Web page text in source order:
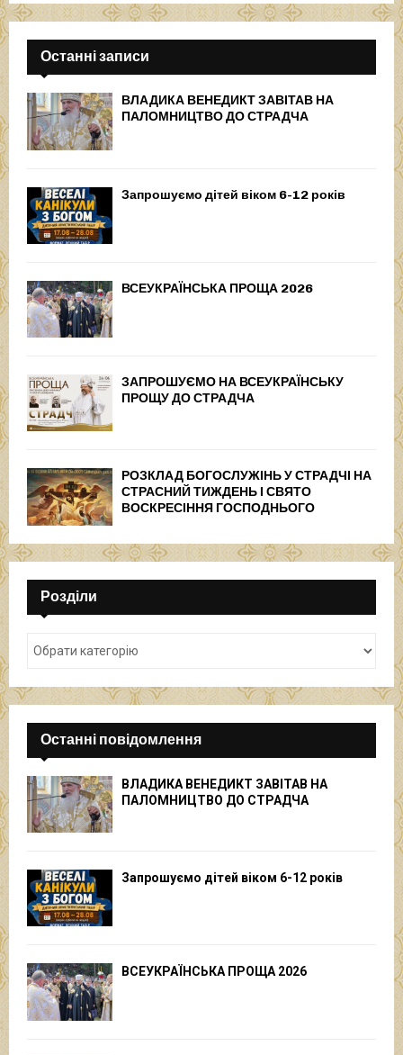
Останні записи
ВЛАДИКА ВЕНЕДИКТ ЗАВІТАВ НА
ПАЛОМНИЦТВО ДО СТРАДЧА
Запрошуємо дітей віком 6-12 років
ВСЕУКРАЇНСЬКА ПРОЩА 2026
ЗАПРОШУЄМО НА ВСЕУКРАЇНСЬКУ
ПРОЩУ ДО СТРАДЧА
РОЗКЛАД БОГОСЛУЖІНЬ У СТРАДЧІ НА
СТРАСНИЙ ТИЖДЕНЬ І СВЯТО
ВОСКРЕСІННЯ ГОСПОДНЬОГО
Розділи
Останні повідомлення
ВЛАДИКА ВЕНЕДИКТ ЗАВІТАВ НА
ПАЛОМНИЦТВО ДО СТРАДЧА
Запрошуємо дітей віком 6-12 років
ВСЕУКРАЇНСЬКА ПРОЩА 2026